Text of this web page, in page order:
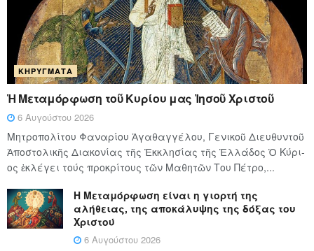
ΚΗΡΎΓΜΑΤΑ
Ἡ Μεταμόρφωση τοῦ Κυρίου μας Ἰησοῦ Χριστοῦ
6 Αυγούστου 2026
Μητροπολίτου Φαναρίου Ἀγαθαγγέλου, Γενικοῦ Διευθυντοῦ
Ἀποστολικῆς Διακονίας τῆς Ἐκκλησίας τῆς Ἑλλάδος Ὁ Κύ­ρι­
ος ἐκλέγει τούς προ­κρί­τους τῶν Μα­θη­τῶν Του Πέ­τρο,...
Η Μεταμόρφωση είναι η γιορτή της
αλήθειας, της αποκάλυψης της δόξας του
Χριστού
6 Αυγούστου 2026